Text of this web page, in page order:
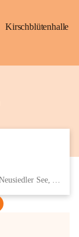
Kirschblütenhalle
Eisenstädter Straße 18, 7091 Breitenbrunn am Neusiedler See, AUT